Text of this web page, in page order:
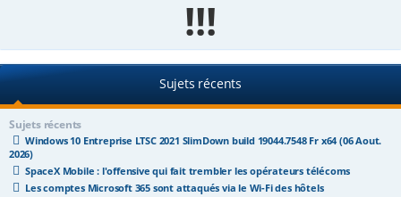
r
!!!
Sujets récents
Sujets récents
Windows 10 Entreprise LTSC 2021 SlimDown build 19044.7548 Fr x64 (06 Aout.
2026)
SpaceX Mobile : l'offensive qui fait trembler les opérateurs télécoms
Les comptes Microsoft 365 sont attaqués via le Wi-Fi des hôtels